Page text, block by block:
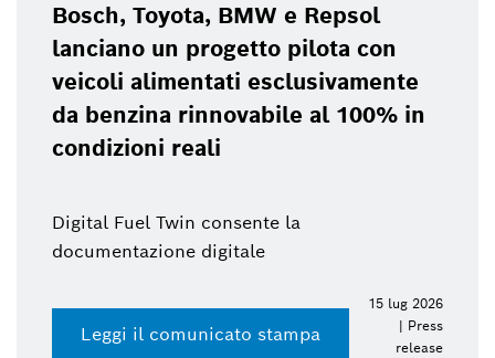
Bosch, Toyota, BMW e Repsol
lanciano un progetto pilota con
veicoli alimentati esclusivamente
da benzina rinnovabile al 100% in
condizioni reali
Digital Fuel Twin consente la
documentazione digitale
Leggi il comunicato stampa
15 lug 2026
| Press
release